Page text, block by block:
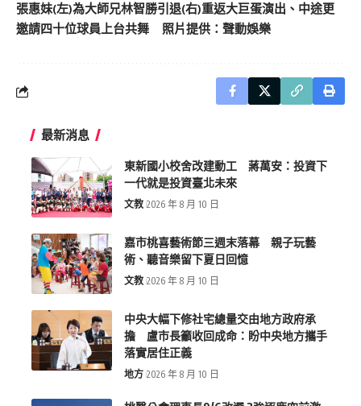
張惠妹(左)為大師兄林智勝引退(右)重返大巨蛋演出、中途更
邀請四十位球員上台共舞 照片提供：聲動娛樂
最新消息
東新國小校舍改建動工 蔣萬安：投資下
一代就是投資臺北未來
文教 2026 年 8 月 10 日
嘉市桃喜藝術節三週末落幕 親子玩藝
術、聽音樂留下夏日回憶
文教 2026 年 8 月 10 日
中央大幅下修社宅總量交由地方政府承
擔 盧市長籲收回成命：盼中央地方攜手
落實居住正義
地方 2026 年 8 月 10 日